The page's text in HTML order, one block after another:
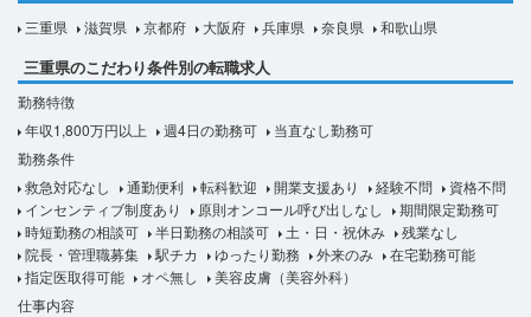
三重県 滋賀県 京都府 大阪府 兵庫県 奈良県 和歌山県
三重県のこだわり条件別の転職求人
勤務特徴
年収1,800万円以上
週4日の勤務可
当直なし勤務可
勤務条件
救急対応なし
通勤便利 転科歓迎 開業支援あり 経験不問
資格不問
インセンティブ制度あり
原則オンコール呼び出しなし
期間限定勤務可
時短勤務の相談可
半日勤務の相談可 土・日・祝休み
残業なし
院長・管理職募集
駅チカ ゆったり勤務 外来のみ
在宅勤務可能
指定医取得可能
オペ無し
美容皮膚（美容外科）
仕事内容